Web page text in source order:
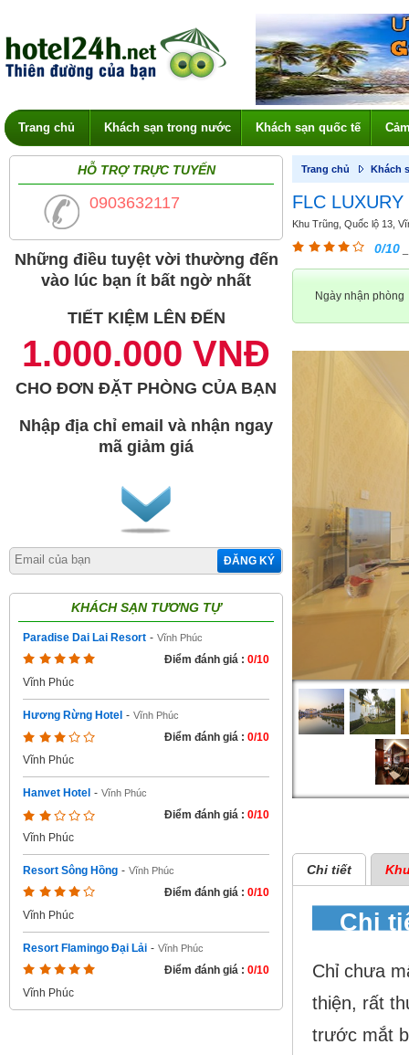
Trang chủ Khách sạn trong nước Khách sạn quốc tế
HỖ TRỢ TRỰC TUYẾN
0903632117
Những điều tuyệt vời thường đến
vào lúc bạn ít bất ngờ nhất
TIẾT KIỆM LÊN ĐẾN
1.000.000 VNĐ
CHO ĐƠN ĐẶT PHÒNG CỦA BẠN
Nhập địa chỉ email và nhận ngay
mã giảm giá
ĐĂNG KÝ
KHÁCH SẠN TƯƠNG TỰ
Paradise Dai Lai Resort - Vĩnh Phúc
Điểm đánh giá : 0/10
Vĩnh Phúc
Hương Rừng Hotel - Vĩnh Phúc
Điểm đánh giá : 0/10
Vĩnh Phúc
Hanvet Hotel - Vĩnh Phúc
Điểm đánh giá : 0/10
Vĩnh Phúc
Resort Sông Hồng - Vĩnh Phúc
Điểm đánh giá : 0/10
Vĩnh Phúc
Resort Flamingo Đại Lải - Vĩnh Phúc
Điểm đánh giá : 0/10
Vĩnh Phúc
Trang chủ Khách
FLC
Khu Trũng, Quốc lộ 13,
0/10
Ngày nhận phòng
Chi tiết
Chi
Chỉ chưa
thiện, rất
trước mắt